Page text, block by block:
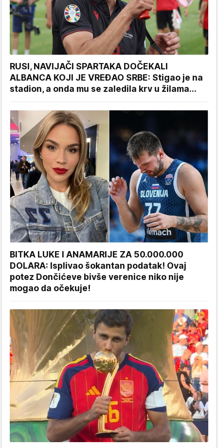
RUSI, NAVIJAČI SPARTAKA DOČEKALI
ALBANCA KOJI JE VREĐAO SRBE: Stigao je na
stadion, a onda mu se zaledila krv u žilama...
BITKA LUKE I ANAMARIJE ZA 50.000.000
DOLARA: Isplivao šokantan podatak! Ovaj
potez Dončićeve bivše verenice niko nije
mogao da očekuje!